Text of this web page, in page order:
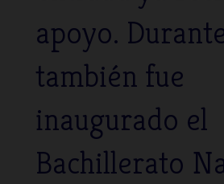
apoyo.
también fue
inaugurado el
Bachillerato